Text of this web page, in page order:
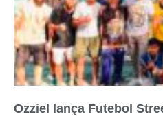
Ozziel lança Futebol